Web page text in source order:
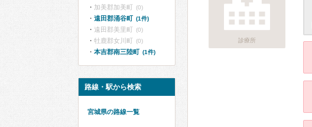
診療所
加美郡加美町 (0)
遠田郡涌谷町 (1件)
遠田郡美里町 (0)
牡鹿郡女川町 (0)
本吉郡南三陸町 (1件)
路線・駅から検索
宮城県の路線一覧